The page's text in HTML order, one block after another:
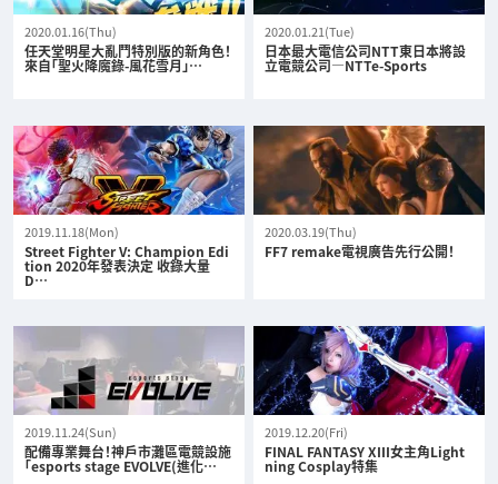
2020.01.16(Thu)
任天堂明星大亂鬥特別版的新角色！
來自「聖火降魔錄-風花雪月」…
2020.01.21(Tue)
日本最大電信公司NTT東日本將設
立電競公司—NTTe-Sports
2019.11.18(Mon)
Street Fighter V: Champion Edi
tion 2020年發表決定 收錄大量
D…
2020.03.19(Thu)
FF7 remake電視廣告先行公開！
2019.11.24(Sun)
配備專業舞台！神戶市灘區電競設施
「esports stage EVOLVE(進化…
2019.12.20(Fri)
FINAL FANTASY XIII女主角Light
ning Cosplay特集